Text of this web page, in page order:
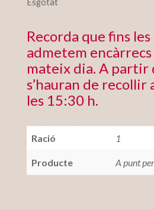
Recorda que fins
admetem
mateix dia. A partir
s’hauran de recollir
les 15:30 h.
Ració 1
Producte A punt